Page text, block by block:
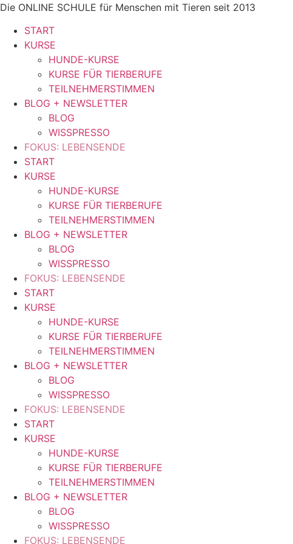
Zum
springen
Die ONLINE SCHULE für Menschen mit Tieren seit 2013
START
KURSE
HUNDE-KURSE
KURSE FÜR TIERBERUFE
TEILNEHMERSTIMMEN
BLOG + NEWSLETTER
BLOG
WISSPRESSO
FOKUS: LEBENSENDE
START
KURSE
HUNDE-KURSE
KURSE FÜR TIERBERUFE
TEILNEHMERSTIMMEN
BLOG + NEWSLETTER
BLOG
WISSPRESSO
FOKUS: LEBENSENDE
START
KURSE
HUNDE-KURSE
KURSE FÜR TIERBERUFE
TEILNEHMERSTIMMEN
BLOG + NEWSLETTER
BLOG
WISSPRESSO
FOKUS: LEBENSENDE
START
KURSE
HUNDE-KURSE
KURSE FÜR TIERBERUFE
TEILNEHMERSTIMMEN
BLOG + NEWSLETTER
BLOG
WISSPRESSO
FOKUS: LEBENSENDE